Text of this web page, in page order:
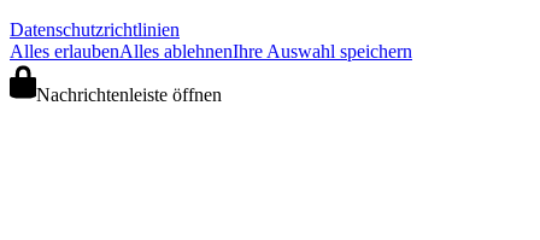
Datenschutzrichtlinien
Alles erlaubenAlles ablehnenIhre Auswahl speichern
Nachrichtenleiste öffnen